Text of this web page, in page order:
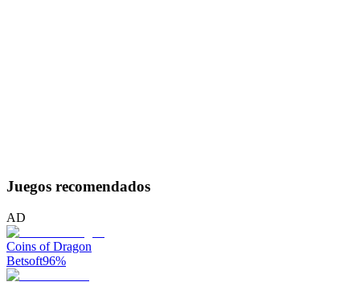
Juegos recomendados
AD
Coins of Dragon
Betsoft96%